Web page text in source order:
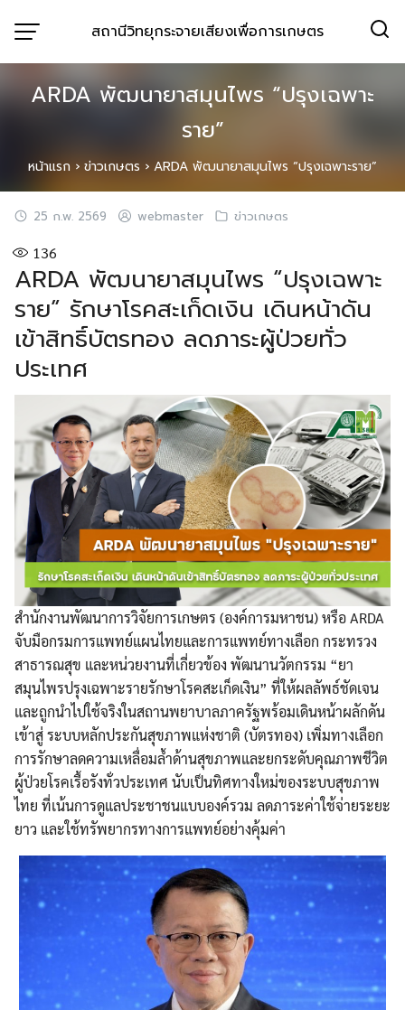
สถานีวิทยุกระจายเสียงเพื่อการเกษตร
ARDA พัฒนายาสมุนไพร “ปรุงเฉพาะ
ราย”
หน้าแรก › ข่าวเกษตร › ARDA พัฒนายาสมุนไพร “ปรุงเฉพาะราย”
25 ก.พ. 2569 webmaster ข่าวเกษตร
136
ARDA พัฒนายาสมุนไพร “ปรุงเฉพาะ
ราย” รักษาโรคสะเก็ดเงิน เดินหน้าดัน
เข้าสิทธิ์บัตรทอง ลดภาระผู้ป่วยทั่ว
ประเทศ
สำนักงานพัฒนาการวิจัยการเกษตร (องค์การมหาชน) หรือ ARDA
จับมือกรมการแพทย์แผนไทยและการแพทย์ทางเลือก กระทรวง
สาธารณสุข และหน่วยงานที่เกี่ยวข้อง พัฒนานวัตกรรม “ยา
สมุนไพรปรุงเฉพาะรายรักษาโรคสะเก็ดเงิน” ที่ให้ผลลัพธ์ชัดเจน
และถูกนำไปใช้จริงในสถานพยาบาลภาครัฐพร้อมเดินหน้าผลักดัน
เข้าสู่ ระบบหลักประกันสุขภาพแห่งชาติ (บัตรทอง) เพิ่มทางเลือก
การรักษาลดความเหลื่อมล้ำด้านสุขภาพและยกระดับคุณภาพชีวิต
ผู้ป่วยโรคเรื้อรังทั่วประเทศ นับเป็นทิศทางใหม่ของระบบสุขภาพ
ไทย ที่เน้นการดูแลประชาชนแบบองค์รวม ลดภาระค่าใช้จ่ายระยะ
ยาว และใช้ทรัพยากรทางการแพทย์อย่างคุ้มค่า